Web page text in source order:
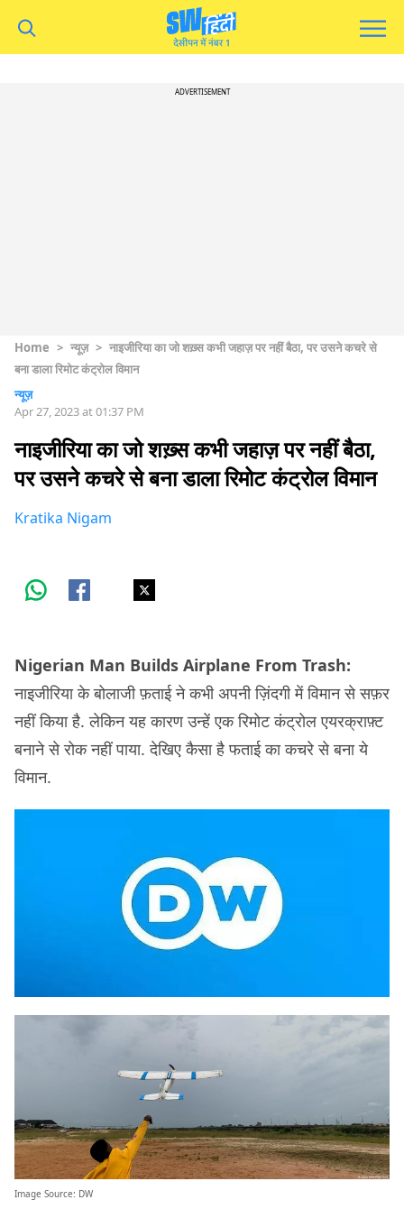
ADVERTISEMENT
Home > न्यूज़ > नाइजीरिया का जो शख़्स कभी जहाज़ पर नहीं बैठा, पर उसने कचरे से
बना डाला रिमोट कंट्रोल विमान
न्यूज़
Apr 27, 2023 at 01:37 PM
नाइजीरिया का जो शख़्स कभी जहाज़ पर नहीं बैठा,
पर उसने कचरे से बना डाला रिमोट कंट्रोल विमान
Kratika Nigam
Nigerian Man Builds Airplane From Trash:
नाइजीरिया के बोलाजी फ़ताई ने कभी अपनी ज़िंदगी में विमान से सफ़र
नहीं किया है. लेकिन यह कारण उन्हें एक रिमोट कंट्रोल एयरक्राफ़्ट
बनाने से रोक नहीं पाया. देखिए कैसा है फताई का कचरे से बना ये
विमान.
Image Source: DW